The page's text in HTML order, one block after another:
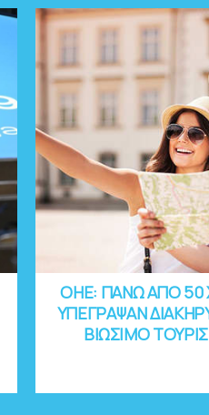
OHE: ΠΑΝΩ ΑΠΟ 50
ΥΠΕΓΡΑΨΑΝ
ΒΙΩΣΙΜΟ